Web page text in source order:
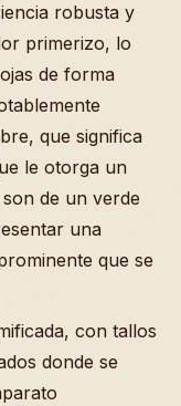
robusta y
primerizo, lo
de forma
que significa
le otorga un
de un verde
una
que se
con tallos
donde se